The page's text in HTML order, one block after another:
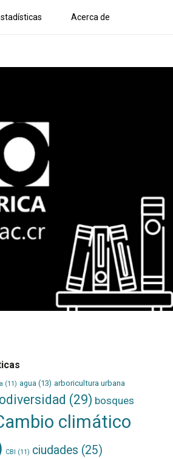
Acerca de
(11) agua (13) arboricultura urbana
(29) bosques
climático
CBI (11) ciudades (25)